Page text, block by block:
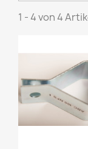
1 - 4 von 4